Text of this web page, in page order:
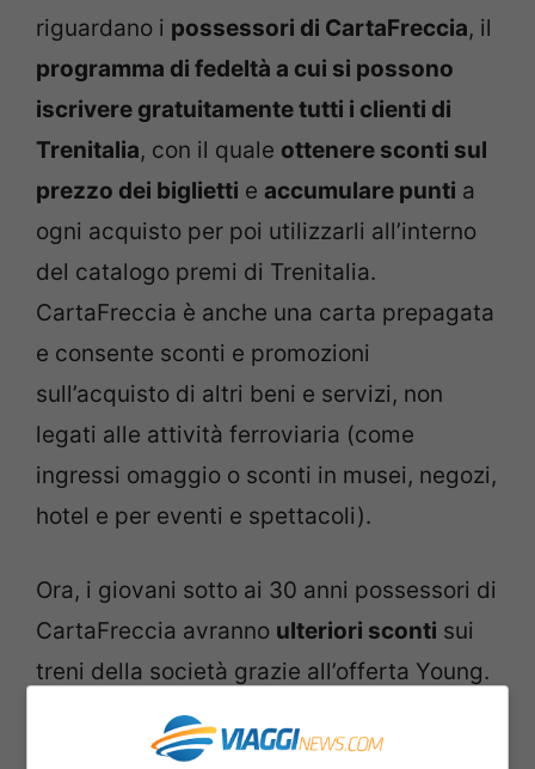
riguardano i possessori di CartaFreccia, il
programma di fedeltà a cui si possono
iscrivere gratuitamente tutti i clienti di
Trenitalia, con il quale ottenere sconti sul
prezzo dei biglietti e accumulare punti a
ogni acquisto per poi utilizzarli all’interno
del catalogo premi di Trenitalia.
CartaFreccia è anche una carta prepagata
e consente sconti e promozioni
sull’acquisto di altri beni e servizi, non
legati alle attività ferroviaria (come
ingressi omaggio o sconti in musei, negozi,
hotel e per eventi e spettacoli).
Ora, i giovani sotto ai 30 anni possessori di
CartaFreccia avranno ulteriori sconti sui
treni della società grazie all’offerta Young.
“Hai meno di 30 anni? Risparmia fino al